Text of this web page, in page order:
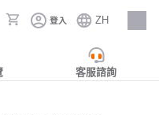
登入 ZH
人才招募
客服諮詢